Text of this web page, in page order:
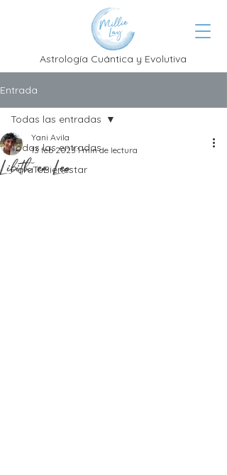
Astrología Cuántica y Evolutiva
Entrada
Todas las entradas
ParaTuBienestar
Todas las entradas
Lilith en Leo
Yani Avila
13 feb 20231 min de lectura